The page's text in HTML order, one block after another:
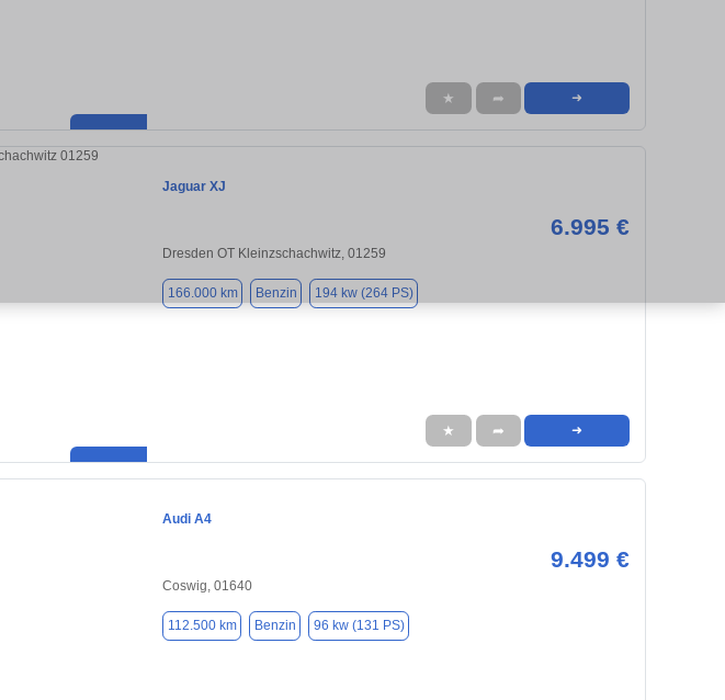
★ ➦ ➜
Jaguar XJ
6.995 €
Dresden OT Kleinzschachwitz, 01259
166.000 km Benzin 194 kw (264 PS)
★ ➦ ➜
Audi A4
9.499 €
Coswig, 01640
112.500 km Benzin 96 kw (131 PS)